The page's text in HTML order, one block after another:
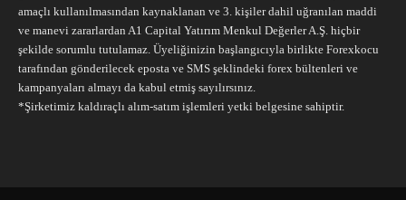
amaçlı kullanılmasından kaynaklanan ve 3. kişiler dahil uğranılan maddi
ve manevi zararlardan A1 Capital Yatırım Menkul Değerler A.Ş. hiçbir
şekilde sorumlu tutulamaz. Üyeliğinizin başlangıcıyla birlikte Forexkocu
tarafından gönderilecek eposta ve SMS şeklindeki forex bültenleri ve
kampanyaları almayı da kabul etmiş sayılırsınız.
*Şirketimiz kaldıraçlı alım-satım işlemleri yetki belgesine sahiptir.